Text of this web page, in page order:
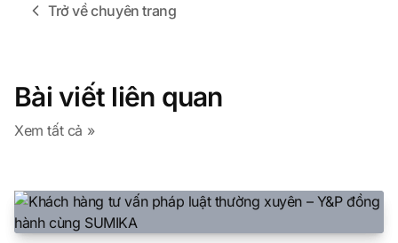
Trở về chuyên trang
Bài viết liên quan
Xem tất cả »